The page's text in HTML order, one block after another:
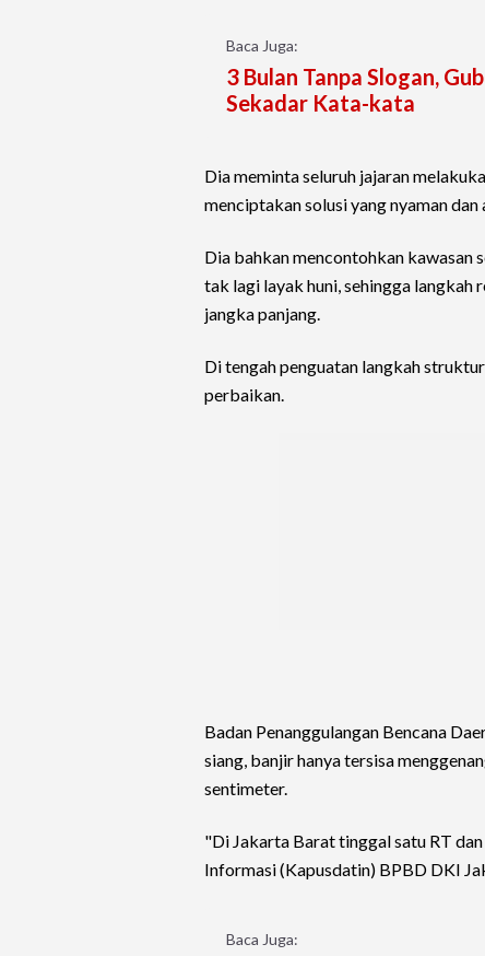
Baca Juga:
3 Bulan Tanpa Slogan,
Sekadar Kata-kata
Dia meminta seluruh jajaran
menciptakan solusi yang nyaman dan
Dia bahkan mencontohkan kawasan
tak lagi layak huni, sehingga langkah
jangka panjang.
Di tengah penguatan langkah
perbaikan.
Badan Penanggulangan Bencana
siang, banjir hanya tersisa
sentimeter.
"Di Jakarta Barat tinggal satu RT
Informasi (Kapusdatin) BPBD DKI
Baca Juga: